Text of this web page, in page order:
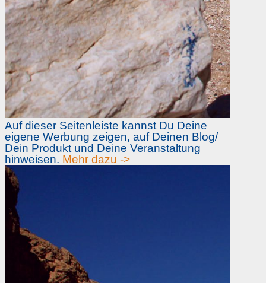
Auf dieser Seitenleiste kannst Du Deine
eigene Werbung zeigen, auf Deinen Blog/
Dein Produkt und Deine Veranstaltung
hinweisen. Mehr dazu ->